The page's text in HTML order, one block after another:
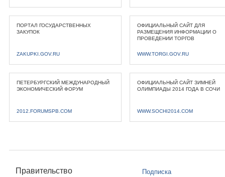
ПОРТАЛ ГОСУДАРСТВЕННЫХ
ЗАКУПОК
ZAKUPKI.GOV.RU
ОФИЦИАЛЬНЫЙ САЙТ ДЛЯ
РАЗМЕЩЕНИЯ ИНФОРМАЦИИ О
ПРОВЕДЕНИИ ТОРГОВ
WWW.TORGI.GOV.RU
ПЕТЕРБУРГСКИЙ МЕЖДУНАРОДНЫЙ
ЭКОНОМИЧЕСКИЙ ФОРУМ
2012.FORUMSPB.COM
ОФИЦИАЛЬНЫЙ САЙТ ЗИМНЕЙ
ОЛИМПИАДЫ 2014 ГОДА В СОЧИ
WWW.SOCHI2014.COM
Правительство Подписка